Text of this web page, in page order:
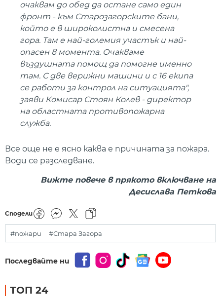
очаквам до обед да остане само един
фронт - към Старозагорските бани,
който е в широколистна и смесена
гора. Там е най-големия участък и най-
опасен в момента. Очакваме
въздушната помощ да помогне именно
там. С две верижни машини и с 16 екипа
се работи за контрол на ситуацията",
заяви Комисар Стоян Колев - директор
на областната противопожарна
служба.
Все още не е ясно каква е причината за пожара.
Води се разследване.
Вижте повече в прякото включване на
Десислава Петкова
Сподели
#пожари #Стара Загора
Последвайте ни
ТОП 24